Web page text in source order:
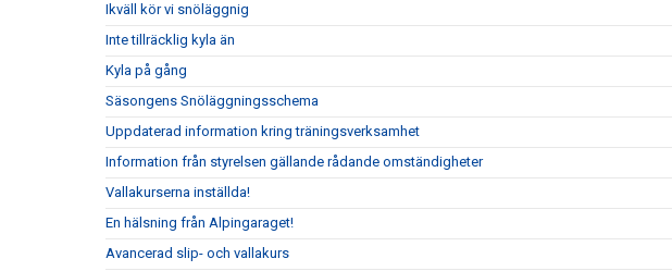
Ikväll kör vi snöläggnig
Inte tillräcklig kyla än
Kyla på gång
Säsongens Snöläggningsschema
Uppdaterad information kring träningsverksamhet
Information från styrelsen gällande rådande omständigheter
Vallakurserna inställda!
En hälsning från Alpingaraget!
Avancerad slip- och vallakurs